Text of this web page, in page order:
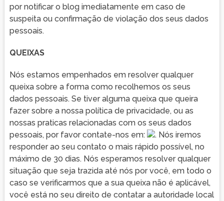
por notificar o blog imediatamente em caso de
suspeita ou confirmação de violação dos seus dados
pessoais.
QUEIXAS
Nós estamos empenhados em resolver qualquer
queixa sobre a forma como recolhemos os seus
dados pessoais. Se tiver alguma queixa que queira
fazer sobre a nossa política de privacidade, ou as
nossas praticas relacionadas com os seus dados
pessoais, por favor contate-nos em:
. Nós iremos
responder ao seu contato o mais rápido possível, no
máximo de 30 dias. Nós esperamos resolver qualquer
situação que seja trazida até nós por você, em todo o
caso se verificarmos que a sua queixa não é aplicável,
você está no seu direito de contatar a autoridade local